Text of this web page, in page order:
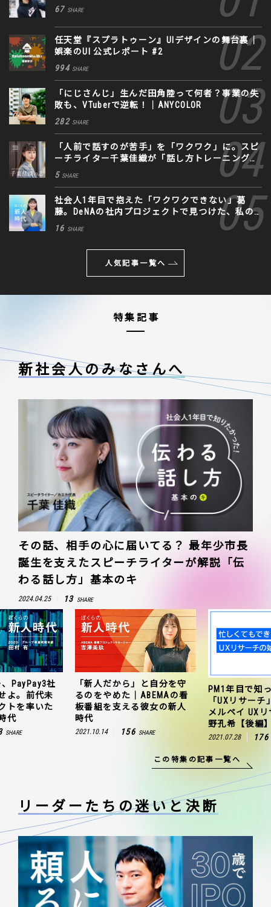
67 SHARE
任天堂『スプラトゥーン』UIデザインの舞台裏｜
娯楽のUI 公式レポート #2
994 SHARE
「にじさんじ」生んだ田角陸って何者？事業の失
敗も、VTuberで逆転！｜ANYCOLOR
282 SHARE
「人前で話すのが苦手」を「ワクワク」に。スピ
ーチライター千葉佳織が「話し方トレーニング」
に込めた思い
5 SHARE
社会人1年目で抱えた「ワクワクできない」葛
藤。DeNAの社内プロジェクトで見つけた、私の
生きる道
16 SHARE
人気記事一覧へ
特集記事
新社会人のみなさんへ
その話、相手の心に届いてる？ 最年少市長
誕生を支えたスピーチライターが解説「伝
わる話し方」基本のキ
2024.04.25 13 SHARE
PayPay3社
よ。前代未
トを率いた
代
SHARE
「新人だから」と自分を守
るのをやめた｜ABEMAの看
板番組を支える彼女の新人
時代
2021.10.14 156 SHARE
PM1年目で知
「UXリサー
メルペイ UX
野孔希【後編
2021.07.28 176
この特集の記事一覧へ
リーダーたちの迷いと決断